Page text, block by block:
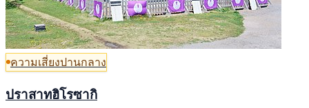
ความเสี่ยงปานกลาง
ปราสาทฮิโรซากิ